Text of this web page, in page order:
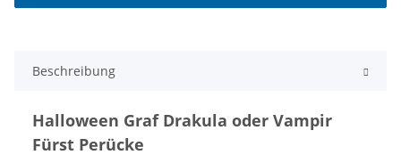
Beschreibung
Halloween Graf Drakula oder Vampir
Fürst Perücke